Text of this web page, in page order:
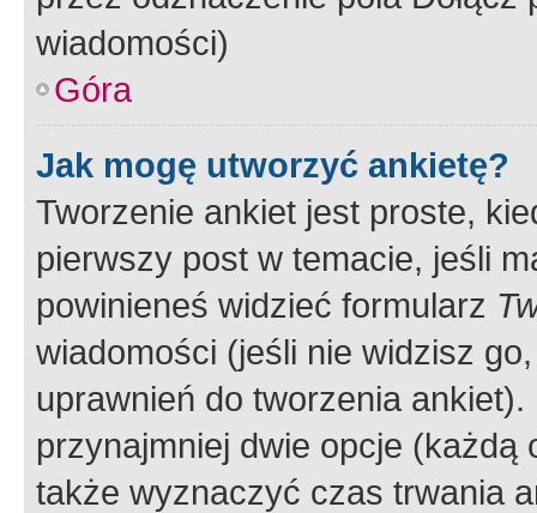
wiadomości)
Góra
Jak mogę utworzyć ankietę?
Tworzenie ankiet jest proste,
pierwszy post w temacie, jeśli
powinieneś widzieć formularz
wiadomości (jeśli nie widzisz
uprawnień do tworzenia
przynajmniej dwie opcje
także wyznaczyć czas trwania